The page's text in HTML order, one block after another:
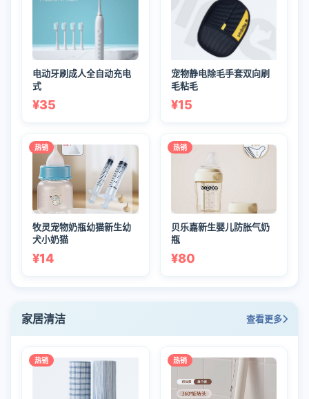
电动牙刷成人全自动充电
式
¥35
宠物静电除毛手套双向刷
毛粘毛
¥15
热销
牧灵宠物奶瓶幼猫新生幼
犬小奶猫
¥14
热销
贝乐嘉新生婴儿防胀气奶
瓶
¥80
家居清洁 查看更多
热销 热销